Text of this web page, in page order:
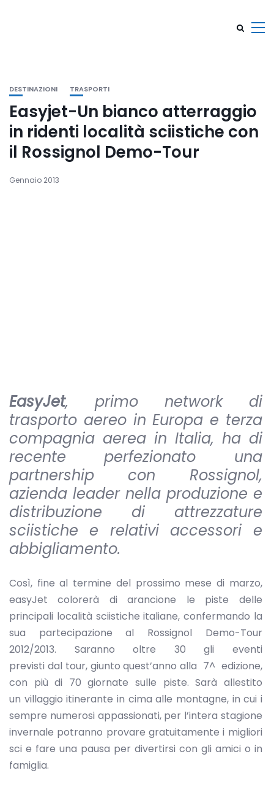
DESTINAZIONI TRASPORTI
Easyjet-Un bianco atterraggio
in ridenti località sciistiche con
il Rossignol Demo-Tour
Gennaio 2013
EasyJet, primo network di
trasporto aereo in Europa e terza
compagnia aerea in Italia, ha di
recente perfezionato una
partnership con Rossignol,
azienda leader nella produzione e
distribuzione di attrezzature
sciistiche e relativi accessori e
abbigliamento.
Così, fine al termine del prossimo mese di marzo,
easyJet colorerà di arancione le piste delle
principali località sciistiche italiane, confermando la
sua partecipazione al Rossignol Demo-Tour
2012/2013. Saranno oltre 30 gli eventi
previsti dal tour, giunto quest’anno alla 7^ edizione,
con più di 70 giornate sulle piste. Sarà allestito
un villaggio itinerante in cima alle montagne, in cui i
sempre numerosi appassionati, per l’intera stagione
invernale potranno provare gratuitamente i migliori
sci e fare una pausa per divertirsi con gli amici o in
famiglia.